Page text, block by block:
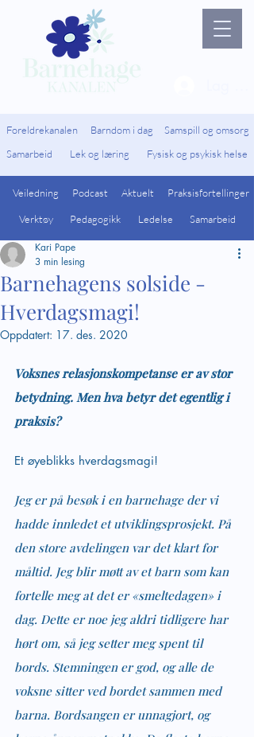
Foreldrekanalen Barndom i dag
Samspill og omsorg
Samarbeid
Lek og læring Fysisk og psykisk helse
Veiledning
Verktøy
Podcast
Pedagogikk
Aktuelt Praksisfortellinger
Ledelse Samarbeid
Barnehagens solside -
Hverdagsmagi!
Kari Pape
3 min lesing
Oppdatert: 17. des. 2020
Voksnes relasjonskompetanse er av stor
betydning. Men hva betyr det egentlig i
praksis?
Et øyeblikks hverdagsmagi!
Jeg er på besøk i en barnehage der vi
hadde innledet et utviklingsprosjekt. På
den store avdelingen var det klart for
måltid. Jeg blir møtt av et barn som kan
fortelle meg at det er «smeltedagen» i
dag. Dette er noe jeg aldri tidligere har
hørt om, så jeg setter meg spent til
bords. Stemningen er god, og alle de
voksne sitter ved bordet sammen med
barna. Bordsangen er unnagjort, og